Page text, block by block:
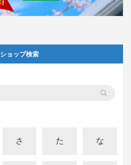
ショップ検索
さ た な